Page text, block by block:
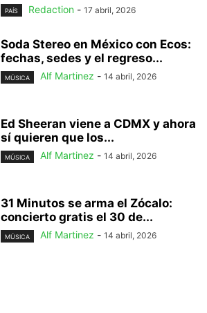
PAÍS Redaction - 17 abril, 2026
Soda Stereo en México con Ecos:
fechas, sedes y el regreso...
MÚSICA Alf Martinez - 14 abril, 2026
Ed Sheeran viene a CDMX y ahora
sí quieren que los...
MÚSICA Alf Martinez - 14 abril, 2026
31 Minutos se arma el Zócalo:
concierto gratis el 30 de...
MÚSICA Alf Martinez - 14 abril, 2026